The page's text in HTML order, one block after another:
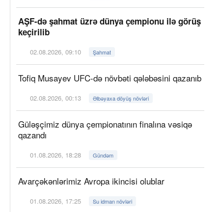
AŞF-də şahmat üzrə dünya çempionu ilə görüş
keçirilib
02.08.2026, 09:10 Şahmat
Tofiq Musayev UFC-də növbəti qələbəsini qazanıb
02.08.2026, 00:13 Əlbəyaxa döyüş növləri
Güləşçimiz dünya çempionatının finalına vəsiqə
qazandı
01.08.2026, 18:28 Gündəm
Avarçəkənlərimiz Avropa ikincisi olublar
01.08.2026, 17:25 Su idman növləri